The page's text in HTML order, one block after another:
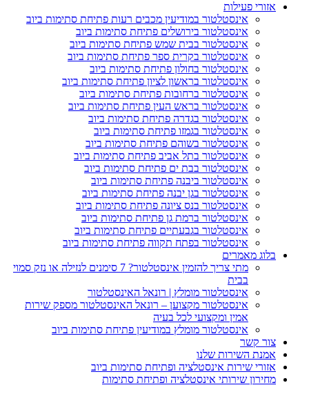
פעילות
אינסטלטור במודיעין מכבים רעות פתיחת סתימות ביוב
אינסטלטור בירושלים פתיחת סתימות ביוב
אינסטלטור בבית שמש פתיחת סתימות ביוב
אינסטלטור בקרית ספר פתיחת סתימות ביוב
אינסטלטור בחולון פתיחת סתימות ביוב
אינסטלטור בראשון לציון פתיחת סתימות ביוב
אינסטלטור ברחובות פתיחת סתימות ביוב
אינסטלטור בראש העין פתיחת סתימות ביוב
אינסטלטור בגדרה פתיחת סתימות ביוב
אינסטלטור בגמזו פתיחת סתימות ביוב
אינסטלטור בשוהם פתיחת סתימות ביוב
אינסטלטור בתל אביב פתיחת סתימות ביוב
אינסטלטור בבת ים פתיחת סתימות ביוב
אינסטלטור ביבנה פתיחת סתימות ביוב
אינסטלטור בגן יבנה פתיחת סתימות ביוב
אינסטלטור בנס ציונה פתיחת סתימות ביוב
אינסטלטור ברמת גן פתיחת סתימות ביוב
אינסטלטור בגבעתיים פתיחת סתימות ביוב
אינסטלטור בפתח תקווה פתיחת סתימות ביוב
מאמרים
מתי צריך להזמין אינסטלטור? 7 סימנים לנזילה או נזק סמוי
אינסטלטור מומלץ | רונאל האינסטלטור
אינסטלטור מקצוען – רונאל האינסטלטור מספק שירות
אמין ומקצועי לכל בעיה
אינסטלטור מומלץ במודיעין פתיחת סתימות ביוב
קשר
השירות שלנו
שירות אינסטלציה ופתיחת סתימות ביוב
שירותי אינסטלציה ופתיחת סתימות